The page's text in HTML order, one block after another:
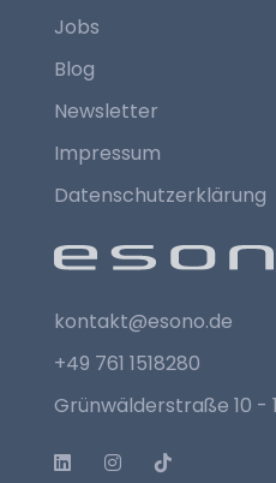
Jobs
Blog
Newsletter
Impressum
Datenschutzerklärung
kontakt@esono.de
+49 761 1518280
Grünwälderstraße 10 -